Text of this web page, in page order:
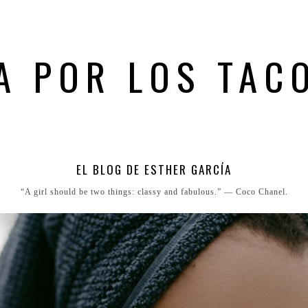
POR LOS
EL BLOG DE ESTHER GARCÍA
“A girl should be two things: classy and fabulous.” ― Coco Chanel.